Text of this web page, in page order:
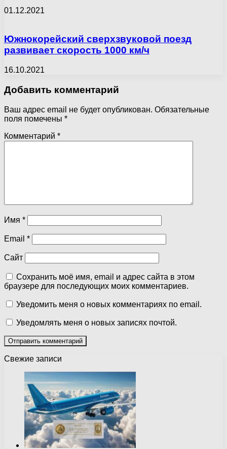
01.12.2021
Южнокорейский сверхзвуковой поезд
развивает скорость 1000 км/ч
16.10.2021
Добавить комментарий
Ваш адрес email не будет опубликован. Обязательные
поля помечены *
Комментарий *
Имя *
Email *
Сайт
Сохранить моё имя, email и адрес сайта в этом
браузере для последующих моих комментариев.
Уведомить меня о новых комментариях по email.
Уведомлять меня о новых записях почтой.
Свежие записи